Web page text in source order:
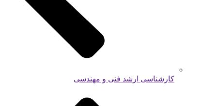
کارشناسی ارشد فنی و مهندسی